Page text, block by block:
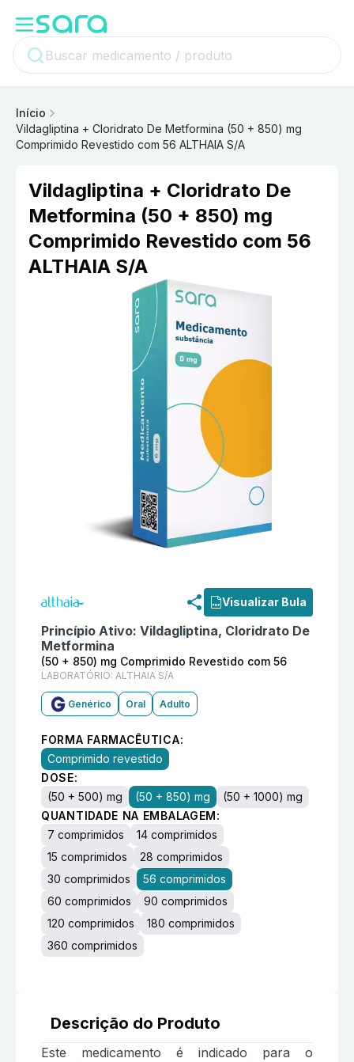
Início
Vildagliptina + Cloridrato De Metformina (50 + 850) mg
Comprimido Revestido com 56 ALTHAIA S/A
Vildagliptina + Cloridrato De
Metformina (50 + 850) mg
Comprimido Revestido com 56
ALTHAIA S/A
Visualizar Bula
Princípio Ativo: Vildagliptina, Cloridrato De
Metformina
(50 + 850) mg Comprimido Revestido com 56
LABORATÓRIO: ALTHAIA S/A
Genérico Oral Adulto
FORMA FARMACÊUTICA:
Comprimido revestido
DOSE:
(50 + 500) mg
(50 + 850) mg
(50 + 1000) mg
QUANTIDADE NA EMBALAGEM:
7 comprimidos
14 comprimidos
15 comprimidos
28 comprimidos
30 comprimidos
56 comprimidos
60 comprimidos
90 comprimidos
120 comprimidos
180 comprimidos
360 comprimidos
Descrição do Produto
Este medicamento é indicado para o